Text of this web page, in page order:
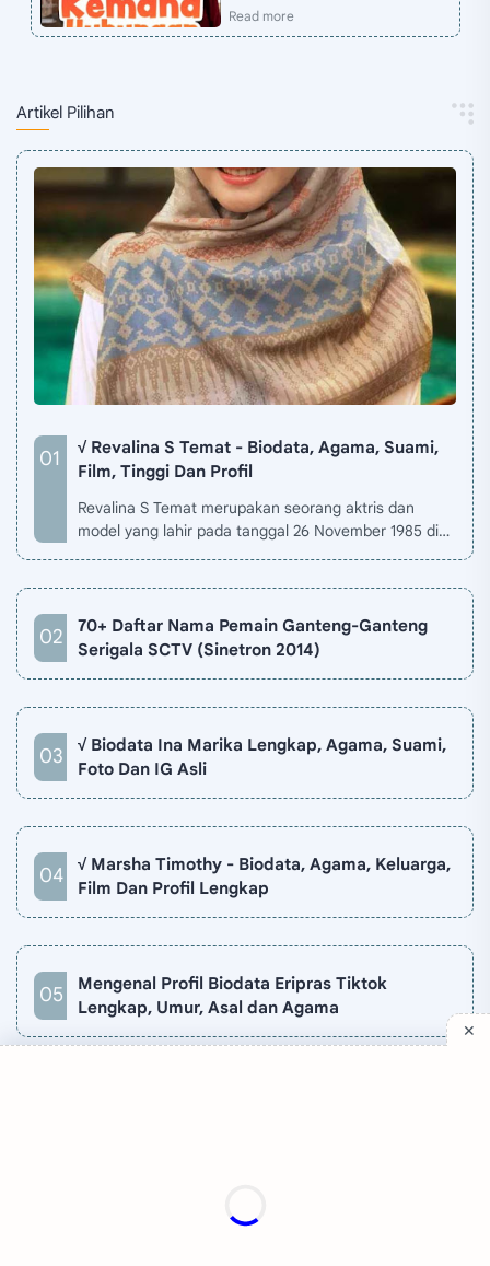
Artikel Pilihan
√ Revalina S Temat - Biodata, Agama, Suami,
Film, Tinggi Dan Profil
Revalina S Temat merupakan seorang aktris dan
model yang lahir pada tanggal 26 November 1985 di
70+ Daftar Nama Pemain Ganteng-Ganteng
Serigala SCTV (Sinetron 2014)
√ Biodata Ina Marika Lengkap, Agama, Suami,
Foto Dan IG Asli
√ Marsha Timothy - Biodata, Agama, Keluarga,
Film Dan Profil Lengkap
Mengenal Profil Biodata Eripras Tiktok
Lengkap, Umur, Asal dan Agama
Privacy Policy